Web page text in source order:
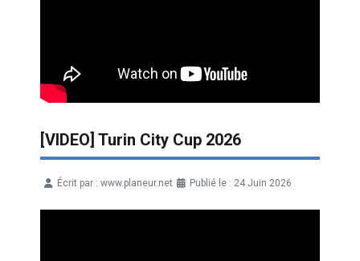
[VIDEO] Turin City Cup 2026
Écrit par : www.planeur.net Publié le : 24 Juin 2026